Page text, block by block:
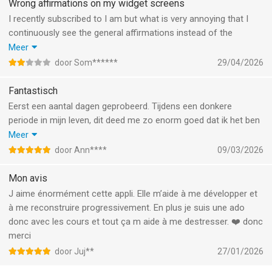
automatisch zal worden verlengd, tenzij u het ten minste 24 uur
voor het einde van uw abonnement opzegt. Verlengingen zullen
binnen 24 uur voor het einde van de lopende periode tegen
dezelfde kosten in rekening worden gebracht. U kunt uw
abonnementen beheren en automatische vernieuwing kan
Account Instellingen te gaan.
Privacybeleid: https://monkeytaps.net/privacyl
Gebruiksvoorwaarden: https://monkeytaps.net/termsl
I am - Daily Affirmations van Monkey Taps is een app voor
iPhone, iPad en iPod touch met iOS versie 18.0 of hoger,
geschikt bevonden voor gebruikers met leeftijden vanaf4 jaar.
Informatie voor I am - Daily Affirmationsis het laatst
Wrong affirmations on my widget screens
I recently subscribed to I am but what is very annoying that I
continuously see the general affirmations instead of the
favorites or personal affirmations on the widgets of my apple
watch and iPhone front displays. I have changed the settings in
fix asap the software bug!
Meer
door Som****** 29/04/2026
Fantastisch
Eerst een aantal dagen geprobeerd. Tijdens een donkere
periode in mijn leven, dit deed me zo enorm goed dat ik het ben
blijven gebruiken.
Ik kan niets anders zeggen dan bedankt! Deze app laat mijn
Meer
door Ann**** 09/03/2026
Mon avis
J aime énormément cette appli. Elle m’aide à me développer et
à me reconstruire progressivement. En plus je suis une ado
donc avec les cours et tout ça m aide à me destresser. ❤️ donc
merci
door Juj** 27/01/2026